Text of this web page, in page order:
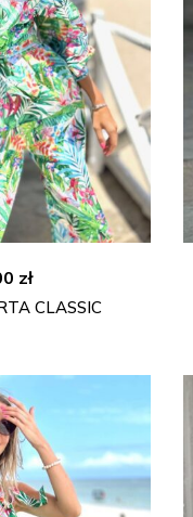
zł
CLASSIC